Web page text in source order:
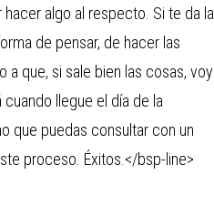
algo al respecto. Si te da la
de pensar, de hacer las
que, si sale bien las cosas, voy
llegue el día de la
que puedas consultar con un
proceso. Éxitos.</bsp-line>